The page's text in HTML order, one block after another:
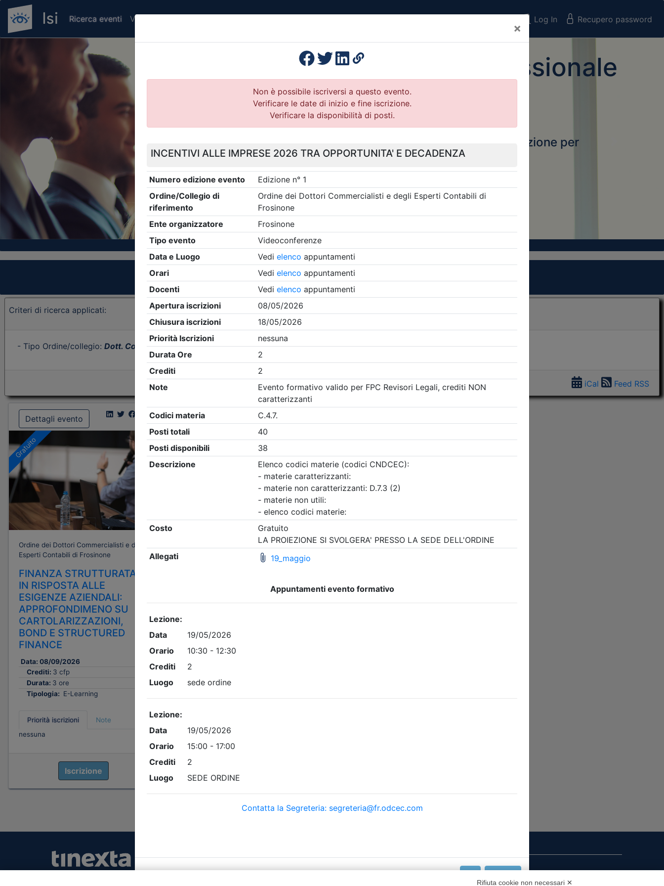
×
Ricerca eventi Verifica attestato di presenza Log In Recupero password
Formazione Professionale
Continua
Il portale della formazione per
Ordini e Collegi
Previous
Clicca qui - espandi la sezione dei filtri ricerca eventi
Criteri di ricerca applicati:
- Tipo Ordine/collegio: Dott. Comm. E.C.- Ordine:Frosinone- Eventi in programma dal8/8/2026
iCal Feed RSS
Dettagli evento
Gratuito
Ordine dei Dottori Commercialisti e degli
Esperti Contabili di Frosinone
FINANZA STRUTTURATA
IN RISPOSTA ALLE
ESIGENZE AZIENDALI:
APPROFONDIMENO SU
CARTOLARIZZAZIONI,
BOND E STRUCTURED
FINANCE
Data: 08/09/2026
Crediti: 3 cfp
Durata: 3 ore
Tipologia: E-Learning
Priorità iscrizioni
Note
nessuna
Iscrizione
Precedente 1 Successiva
Recupero Password
Rifiuta cookie non necessari ✕